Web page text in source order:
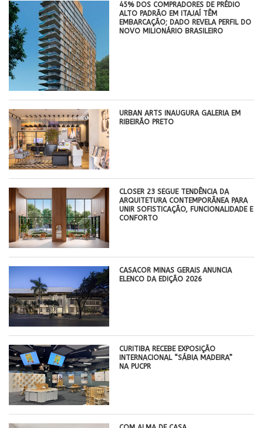
45% DOS COMPRADORES DE PRÉDIO
ALTO PADRÃO EM ITAJAÍ TÊM
EMBARCAÇÃO; DADO REVELA PERFIL DO
NOVO MILIONÁRIO BRASILEIRO
​URBAN ARTS INAUGURA GALERIA EM
RIBEIRÃO PRETO
CLOSER 23 SEGUE TENDÊNCIA DA
ARQUITETURA CONTEMPORÂNEA PARA
UNIR SOFISTICAÇÃO, FUNCIONALIDADE E
CONFORTO
CASACOR MINAS GERAIS ANUNCIA
ELENCO DA EDIÇÃO 2026
CURITIBA RECEBE EXPOSIÇÃO
INTERNACIONAL “SÁBIA MADEIRA”
NA PUCPR